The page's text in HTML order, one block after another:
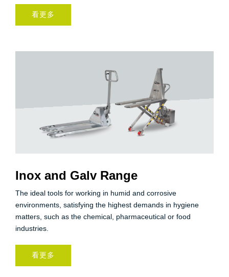
看更多
Inox and Galv Range
The ideal tools for working in humid and corrosive
environments, satisfying the highest demands in hygiene
matters, such as the chemical, pharmaceutical or food
industries.
看更多